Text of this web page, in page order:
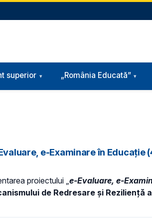
superior „România Educată”
e-Examinare în Educație
proiectului „ e-Evaluare, e-
de Redresare și Reziliență